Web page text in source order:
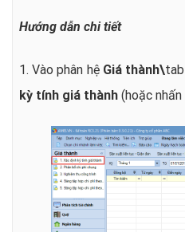
Hướng dẫn chi tiết
1. Vào phân hệ Giá thành\tab
kỳ tính giá thành (hoặc nhấn